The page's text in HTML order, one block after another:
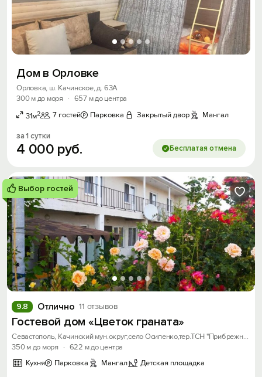
Дом в Орловке
Орловка, ш. Качинское, д. 63А
300 м до моря
· 657 м до центра
31м2 7 гостей Парковка Закрытый двор Мангал
за 1 сутки
4 000 руб. Бесплатая отмена
Выбор гостей
Отлично 11 отзывов
9.8
Гостевой дом «Цветок граната»
Севастополь, Качинский мун.округ,село Осипенко,тер.ТСН "Прибрежное " Качинское шоссе, дом 81
350 м до моря
· 622 м до центра
Кухня
Парковка Мангал Детская площадка